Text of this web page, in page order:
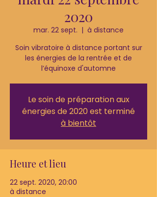
2020
mar. 22 sept.
  |
à distance
Soin vibratoire à distance portant sur
les énergies de la rentrée et de
l’équinoxe d'automne
Le soin de préparation aux
énergies de 2020 est terminé
à bientôt
Heure et lieu
22 sept. 2020, 20:00
à distance